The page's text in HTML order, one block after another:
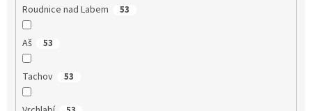
Roudnice nad Labem 53
Aš 53
Tachov 53